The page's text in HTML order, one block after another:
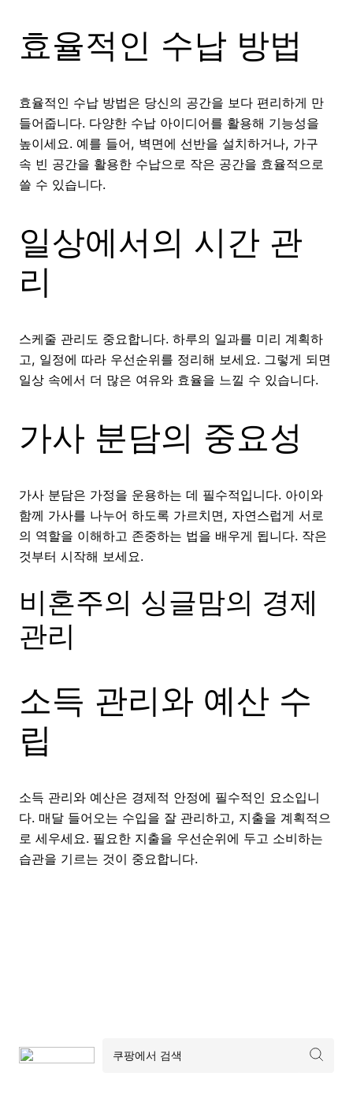
효율적인 수납 방법
효율적인 수납 방법은 당신의 공간을 보다 편리하게 만
들어줍니다. 다양한 수납 아이디어를 활용해 기능성을
높이세요. 예를 들어, 벽면에 선반을 설치하거나, 가구
속 빈 공간을 활용한 수납으로 작은 공간을 효율적으로
쓸 수 있습니다.
일상에서의 시간 관
리
스케줄 관리도 중요합니다. 하루의 일과를 미리 계획하
고, 일정에 따라 우선순위를 정리해 보세요. 그렇게 되면
일상 속에서 더 많은 여유와 효율을 느낄 수 있습니다.
가사 분담의 중요성
가사 분담은 가정을 운용하는 데 필수적입니다. 아이와
함께 가사를 나누어 하도록 가르치면, 자연스럽게 서로
의 역할을 이해하고 존중하는 법을 배우게 됩니다. 작은
것부터 시작해 보세요.
비혼주의 싱글맘의 경제
관리
소득 관리와 예산 수
립
소득 관리와 예산은 경제적 안정에 필수적인 요소입니
다. 매달 들어오는 수입을 잘 관리하고, 지출을 계획적으
로 세우세요. 필요한 지출을 우선순위에 두고 소비하는
습관을 기르는 것이 중요합니다.